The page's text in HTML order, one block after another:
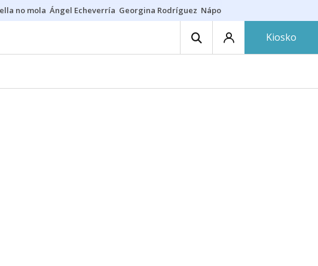
no mola Ángel Echeverría Georgina Rodríguez Nápoles - Osasuna
Kiosko